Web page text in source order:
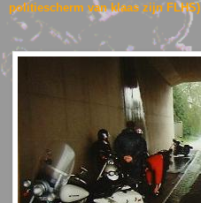
politiescherm van klaas zijn FLHS)